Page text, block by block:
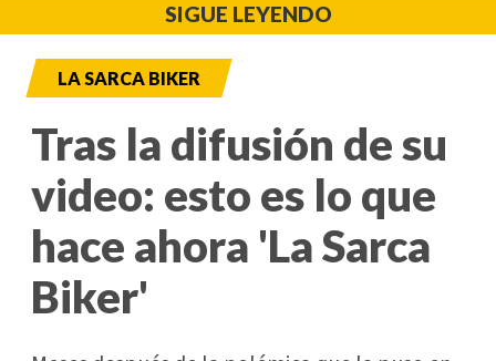
SIGUE LEYENDO
LA SARCA BIKER
Tras la difusión de su
video: esto es lo que
hace ahora 'La Sarca
Biker'